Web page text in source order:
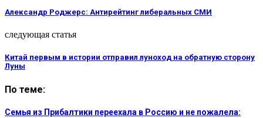
Александр Роджерс: Антирейтинг либеральных СМИ
следующая статья
Китай первым в истории отправил луноход на обратную сторону
Луны
По теме:
Семья из Прибалтики переехала в Россию и не пожалела: